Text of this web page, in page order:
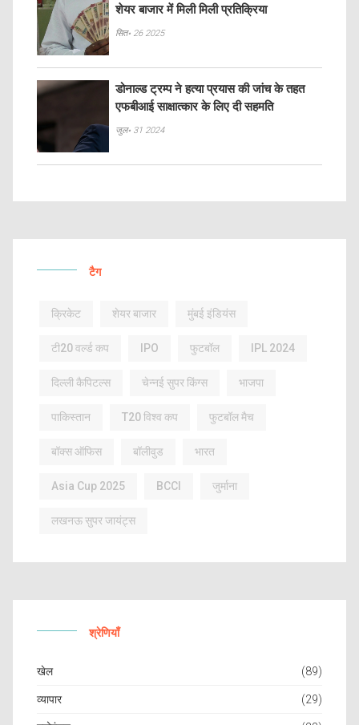
शेयर बाजार में मिली मिली प्रतिक्रिया
सित॰ 26 2025
डोनाल्ड ट्रम्प ने हत्या प्रयास की जांच के तहत
एफबीआई साक्षात्कार के लिए दी सहमति
जुल॰ 31 2024
टैग
क्रिकेट शेयर बाजार मुंबई इंडियंस
टी20 वर्ल्ड कप IPO फुटबॉल IPL 2024
दिल्ली कैपिटल्स चेन्नई सुपर किंग्स भाजपा
पाकिस्तान T20 विश्व कप फुटबॉल मैच
बॉक्स ऑफिस बॉलीवुड भारत
Asia Cup 2025 BCCI जुर्माना
लखनऊ सुपर जायंट्स
श्रेणियाँ
खेल (89)
व्यापार (29)